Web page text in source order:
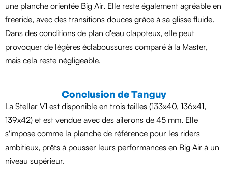
une planche orientée Big Air. Elle reste également agréable en
freeride, avec des transitions douces grâce à sa glisse fluide.
Dans des conditions de plan d'eau clapoteux, elle peut
provoquer de légères éclaboussures comparé à la Master,
mais cela reste négligeable.
Conclusion de Tanguy
La Stellar V1 est disponible en trois tailles (133x40, 136x41,
139x42) et est vendue avec des ailerons de 45 mm. Elle
s'impose comme la planche de référence pour les riders
ambitieux, prêts à pousser leurs performances en Big Air à un
niveau supérieur.